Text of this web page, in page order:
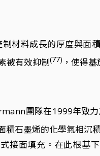
制材料成長的厚度與面
被有效抑制(77) ，使得
團隊在1999年致
積石墨烯的化學氣相沉
接面填充。在此根基